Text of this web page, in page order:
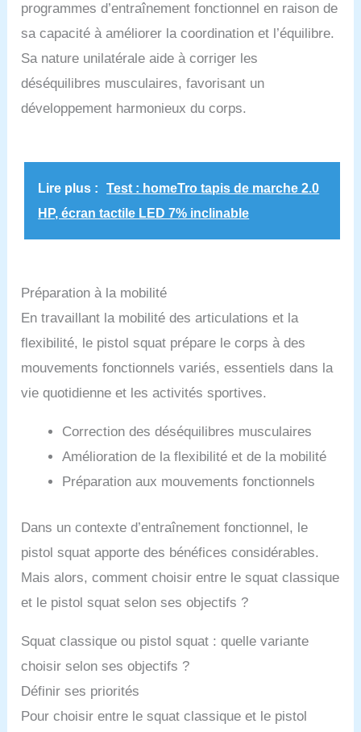
programmes d’entraînement fonctionnel en raison de
sa capacité à améliorer la coordination et l’équilibre.
Sa nature unilatérale aide à corriger les
déséquilibres musculaires, favorisant un
développement harmonieux du corps.
Lire plus :
Test : homeTro tapis de marche 2.0
HP, écran tactile LED 7% inclinable
Préparation à la mobilité
En travaillant la mobilité des articulations et la
flexibilité, le pistol squat prépare le corps à des
mouvements fonctionnels variés, essentiels dans la
vie quotidienne et les activités sportives.
Correction des déséquilibres musculaires
Amélioration de la flexibilité et de la mobilité
Préparation aux mouvements fonctionnels
Dans un contexte d’entraînement fonctionnel, le
pistol squat apporte des bénéfices considérables.
Mais alors, comment choisir entre le squat classique
et le pistol squat selon ses objectifs ?
Squat classique ou pistol squat : quelle variante
choisir selon ses objectifs ?
Définir ses priorités
Pour choisir entre le squat classique et le pistol